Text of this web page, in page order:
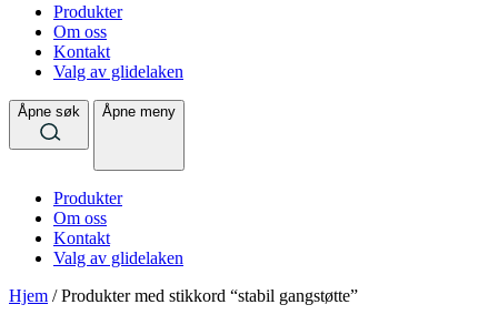
Produkter
Om oss
Kontakt
Valg av glidelaken
Åpne søk Åpne meny
Produkter
Om oss
Kontakt
Valg av glidelaken
Hjem / Produkter med stikkord “stabil gangstøtte”